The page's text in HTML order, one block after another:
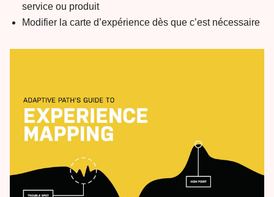
service ou produit
Modifier la carte d’expérience dès que c’est nécessaire